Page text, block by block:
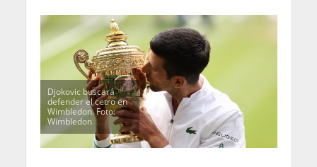
Djokovic buscará
defender el cetro en
Wimbledon. Foto:
Wimbledon